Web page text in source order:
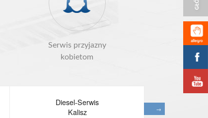
Serwis przyjazny
kobietom
Diesel-Serwis
Kalisz
→